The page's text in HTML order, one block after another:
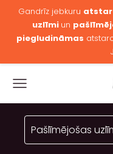
Gandrīz jebkuru
uzlīmi un
piegludināmas
Pašlīmējošas